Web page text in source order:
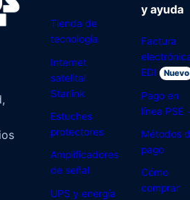
Tienda de
tecnología
Internet
satelital
Starlink
Estuches
protectores
Amplificadores
de señal
UPS y energía
y ayuda
Factura
EDI
Nuevo
Pago en
línea PSE
Métodos
pago
Cómo
comprar